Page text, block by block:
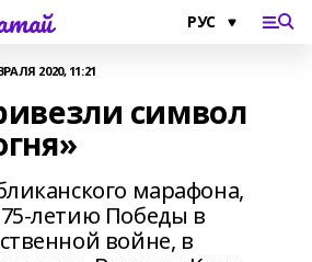
2020, 11:21
символ
марафона,
летию Победы в
войне, в